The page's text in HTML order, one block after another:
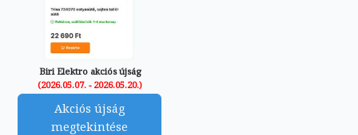
Biri Elektro akciós újság
(2026.05.07. - 2026.05.20.)
Akciós újság
megtekintése